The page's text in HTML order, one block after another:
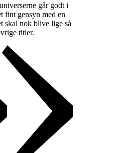
går godt i
fint gensyn med en
skal nok blive lige så
titler.